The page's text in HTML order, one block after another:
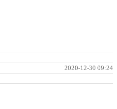
2020-12-30 09:24